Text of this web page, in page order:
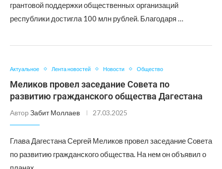
грантовой поддержки общественных организаций
республики достигла 100 млн рублей. Благодаря …
Актуальное Лента новостей Новости Общество
Меликов провел заседание Совета по
развитию гражданского общества Дагестана
Автор Забит Моллаев 27.03.2025
Глава Дагестана Сергей Меликов провел заседание Совета
по развитию гражданского общества. На нем он объявил о